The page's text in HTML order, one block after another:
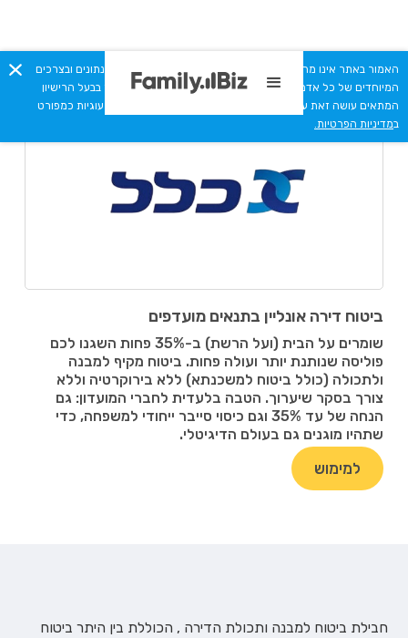
< חזרה להטבות
ביטוח דירה אונליין בתנאים מועדפים
שומרים על הבית (ועל הרשת) ב-35% פחות השגנו לכם
פוליסה שנותנת יותר ועולה פחות. ביטוח מקיף למבנה
ולתכולה (כולל ביטוח למשכנתא) ללא בירוקרטיה וללא
צורך בסקר שיערוך. הטבה בלעדית לחברי המועדון: גם
הנחה של עד 35% וגם כיסוי סייבר ייחודי למשפחה, כדי
שתהיו מוגנים גם בעולם הדיגיטלי.
למימוש
האמור באתר אינו מהווה יעוץ מקצועי או תחליף לייעוץ המתחשב בנתונים ובצרכים
המיוחדים של כל אדם. כל המסתמך על תכני האתר מבלי להיוועץ בבעל הרישיון
המתאים עושה זאת על אחריותו בלבד. האתר עושה שימוש בקבצי עוגיות כמפורט
במדיניות הפרטיות.
חבילת ביטוח למבנה ותכולת הדירה , הכוללת בין היתר ביטוח